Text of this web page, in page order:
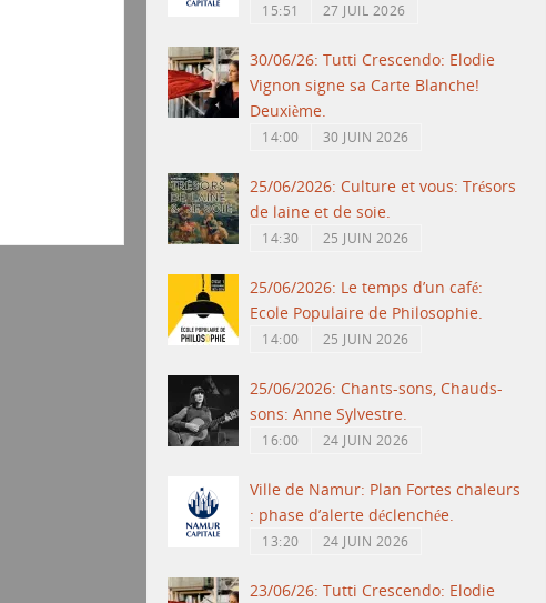
15:51 27 JUIL 2026
30/06/26: Tutti Crescendo: Elodie
Vignon signe sa Carte Blanche!
Deuxième.
14:00 30 JUIN 2026
25/06/2026: Culture et vous: Trésors
de laine et de soie.
14:30 25 JUIN 2026
25/06/2026: Le temps d’un café:
Ecole Populaire de Philosophie.
14:00 25 JUIN 2026
25/06/2026: Chants-sons, Chauds-
sons: Anne Sylvestre.
16:00 24 JUIN 2026
Ville de Namur: Plan Fortes chaleurs
: phase d’alerte déclenchée.
13:20 24 JUIN 2026
23/06/26: Tutti Crescendo: Elodie